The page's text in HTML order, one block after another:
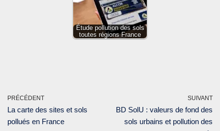
Étude pollution des sols
toutes régions France
PRÉCÉDENT
La carte des sites et sols
pollués en France
SUIVANT
BD SolU : valeurs de fond des
sols urbains et pollution des